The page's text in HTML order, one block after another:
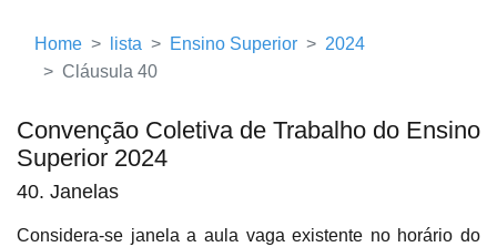
Home lista Ensino Superior
2024
Cláusula 40
Convenção Coletiva de Trabalho do Ensino
Superior 2024
40. Janelas
Considera-se janela a aula vaga existente no horário do